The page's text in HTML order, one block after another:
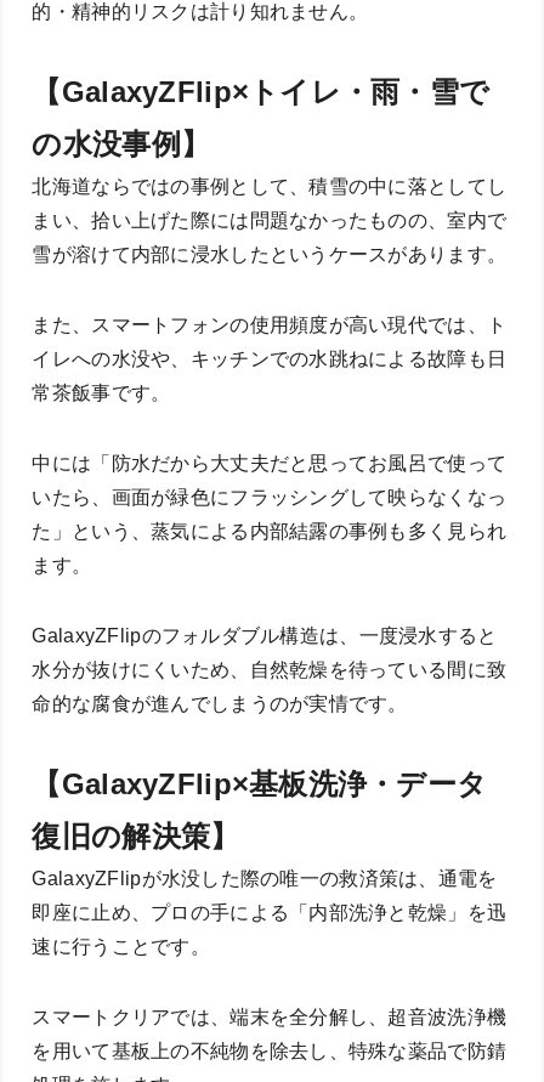
的・精神的リスクは計り知れません。
【GalaxyZFlip×トイレ・雨・雪で
の水没事例】
北海道ならではの事例として、積雪の中に落としてし
まい、拾い上げた際には問題なかったものの、室内で
雪が溶けて内部に浸水したというケースがあります。
また、スマートフォンの使用頻度が高い現代では、ト
イレへの水没や、キッチンでの水跳ねによる故障も日
常茶飯事です。
中には「防水だから大丈夫だと思ってお風呂で使って
いたら、画面が緑色にフラッシングして映らなくなっ
た」という、蒸気による内部結露の事例も多く見られ
ます。
GalaxyZFlipのフォルダブル構造は、一度浸水すると
水分が抜けにくいため、自然乾燥を待っている間に致
命的な腐食が進んでしまうのが実情です。
【GalaxyZFlip×基板洗浄・データ
復旧の解決策】
GalaxyZFlipが水没した際の唯一の救済策は、通電を
即座に止め、プロの手による「内部洗浄と乾燥」を迅
速に行うことです。
スマートクリアでは、端末を全分解し、超音波洗浄機
を用いて基板上の不純物を除去し、特殊な薬品で防錆